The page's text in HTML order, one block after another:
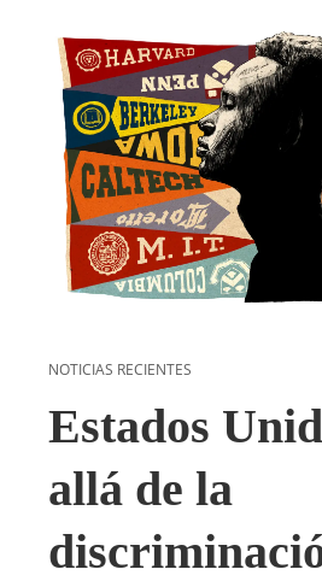
NOTICIAS RECIENTES
Estados
allá de la